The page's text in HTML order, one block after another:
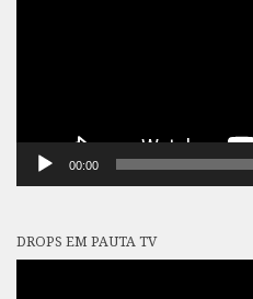
00:00
DROPS EM PAUTA TV